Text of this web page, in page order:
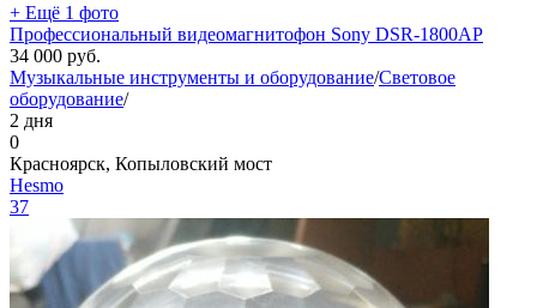
+ Ещё 1 фото
Профессиональный видеомагнитофон Sony DSR-1800AP
34 000 руб.
Музыкальные инструменты и оборудование/Световое
оборудование/
2 дня
0
Красноярск, Копыловский мост
Hesmo
37